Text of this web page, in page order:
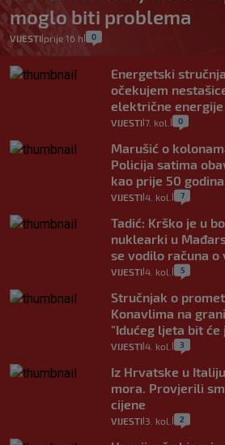
moglo biti problema
VIJESTI prije 16 h 0
Energetski
očekujem
električne energije
VIJESTI 7. kol. 0
Marušić o
Policija satima
kao prije 50
VIJESTI 4. kol. 7
Tadić: Krško je u
nuklearki u
se vodilo računa o
VIJESTI 4. kol. 5
Stručnjak o
Konavlima na
"Idućeg ljeta bit će
VIJESTI 4. kol. 3
Iz Hrvatske u
mora. Provjerili
cijene
VIJESTI 3. kol. 2